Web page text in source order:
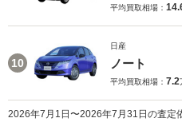
平均買取相場：
10
日産
ノート
平均買取相場： 7.2
2026年7月1日〜2026年7月31日の査定